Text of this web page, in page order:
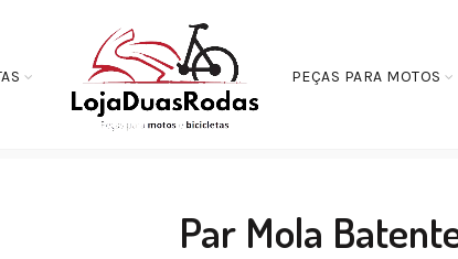
PEÇAS PARA MOTOS
Batente do Garfo Grande Nxr 125 Bros – Nxr 150 Bros
Par Mola